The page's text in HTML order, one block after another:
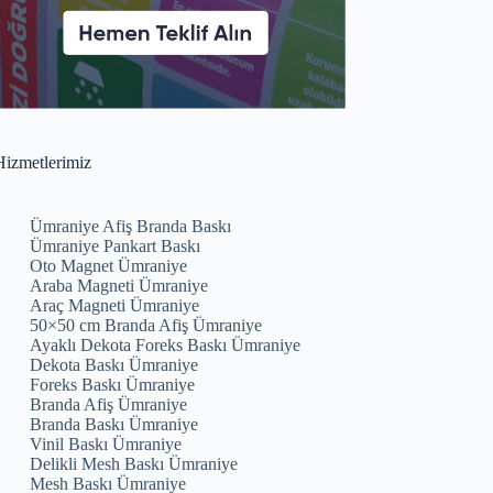
Ümraniye Afiş Branda Baskı
Ümraniye Pankart Baskı
Oto Magnet Ümraniye
Araba Magneti Ümraniye
Araç Magneti Ümraniye
50×50 cm Branda Afiş Ümraniye
Ayaklı Dekota Foreks Baskı Ümraniye
Dekota Baskı Ümraniye
Foreks Baskı Ümraniye
Branda Afiş Ümraniye
Branda Baskı Ümraniye
Vinil Baskı Ümraniye
Delikli Mesh Baskı Ümraniye
Mesh Baskı Ümraniye